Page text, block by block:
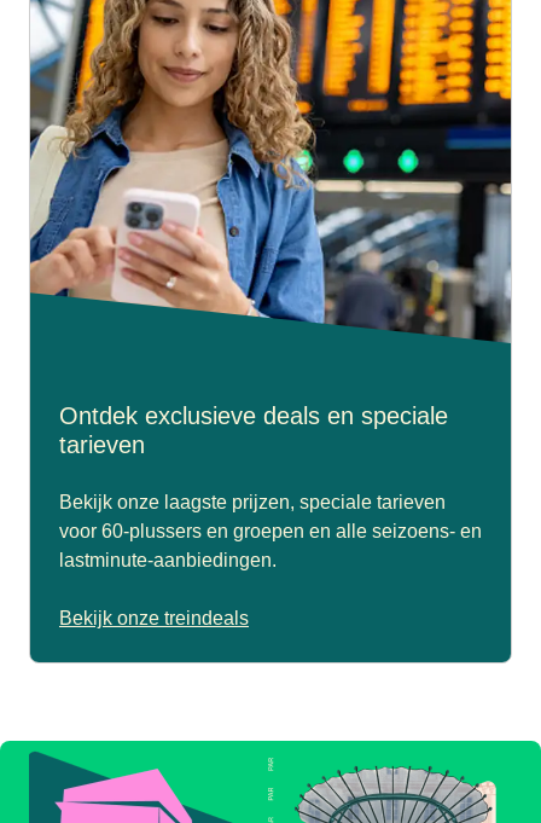
Ontdek exclusieve deals en speciale
tarieven
Bekijk onze laagste prijzen, speciale tarieven
voor 60-plussers en groepen en alle seizoens- en
lastminute-aanbiedingen.
Bekijk onze treindeals